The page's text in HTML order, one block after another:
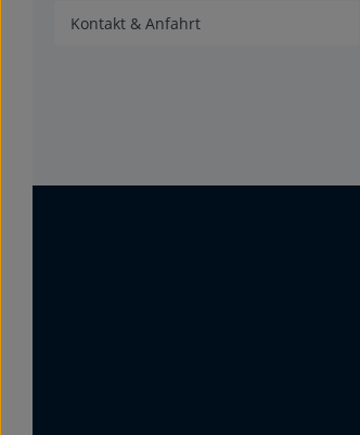
Kontakt & Anfahrt